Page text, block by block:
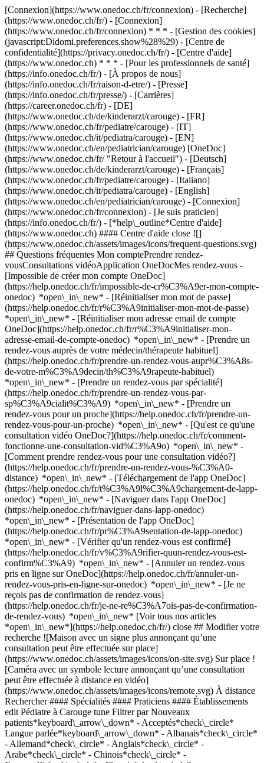
[Connexion](https://www.onedoc.ch/fr/connexion) - [Recherche]
(https://www.onedoc.ch/fr/) - [Connexion]
(https://www.onedoc.ch/fr/connexion) * * * - [Gestion des cookies]
(javascript:Didomi.preferences.show%28%29) - [Centre de
confidentialité](https://privacy.onedoc.ch/fr/) - [Centre d'aide]
(https://www.onedoc.ch) * * * - [Pour les professionnels de santé]
(https://info.onedoc.ch/fr/) - [À propos de nous]
(https://info.onedoc.ch/fr/raison-d-etre/) - [Presse]
(https://info.onedoc.ch/fr/presse/) - [Carrières]
(https://career.onedoc.ch/fr) - [DE]
(https://www.onedoc.ch/de/kinderarzt/carouge) - [FR]
(https://www.onedoc.ch/fr/pediatre/carouge) - [IT]
(https://www.onedoc.ch/it/pediatra/carouge) - [EN]
(https://www.onedoc.ch/en/pediatrician/carouge) [OneDoc]
(https://www.onedoc.ch/fr/ "Retour à l'accueil") - [Deutsch]
(https://www.onedoc.ch/de/kinderarzt/carouge) - [Français]
(https://www.onedoc.ch/fr/pediatre/carouge) - [Italiano]
(https://www.onedoc.ch/it/pediatra/carouge) - [English]
(https://www.onedoc.ch/en/pediatrician/carouge) - [Connexion]
(https://www.onedoc.ch/fr/connexion) - [Je suis praticien]
(https://info.onedoc.ch/fr/) - [*help\_outline*Centre d'aide]
(https://www.onedoc.ch) #### Centre d'aide close ![]
(https://www.onedoc.ch/assets/images/icons/frequent-questions.svg)
## Questions fréquentes Mon comptePrendre rendez-
vousConsultations vidéoApplication OneDocMes rendez-vous -
[Impossible de créer mon compte OneDoc]
(https://help.onedoc.ch/fr/impossible-de-cr%C3%A9er-mon-compte-
onedoc) *open\_in\_new* - [Réinitialiser mon mot de passe]
(https://help.onedoc.ch/fr/r%C3%A9initialiser-mon-mot-de-passe)
*open\_in\_new* - [Réinitialiser mon adresse email de compte
OneDoc](https://help.onedoc.ch/fr/r%C3%A9initialiser-mon-
adresse-email-de-compte-onedoc) *open\_in\_new* - [Prendre un
rendez-vous auprès de votre médecin/thérapeute habituel]
(https://help.onedoc.ch/fr/prendre-un-rendez-vous-aupr%C3%A8s-
de-votre-m%C3%A9decin/th%C3%A9rapeute-habituel)
*open\_in\_new* - [Prendre un rendez-vous par spécialité]
(https://help.onedoc.ch/fr/prendre-un-rendez-vous-par-
sp%C3%A9cialit%C3%A9) *open\_in\_new* - [Prendre un
rendez-vous pour un proche](https://help.onedoc.ch/fr/prendre-un-
rendez-vous-pour-un-proche) *open\_in\_new* - [Qu'est ce qu'une
consultation vidéo OneDoc?](https://help.onedoc.ch/fr/comment-
fonctionne-une-consultation-vid%C3%A9o) *open\_in\_new* -
[Comment prendre rendez-vous pour une consultation vidéo?]
(https://help.onedoc.ch/fr/prendre-un-rendez-vous-%C3%A0-
distance) *open\_in\_new* - [Téléchargement de l'app OneDoc]
(https://help.onedoc.ch/fr/t%C3%A9l%C3%A9chargement-de-lapp-
onedoc) *open\_in\_new* - [Naviguer dans l'app OneDoc]
(https://help.onedoc.ch/fr/naviguer-dans-lapp-onedoc)
*open\_in\_new* - [Présentation de l'app OneDoc]
(https://help.onedoc.ch/fr/pr%C3%A9sentation-de-lapp-onedoc)
*open\_in\_new* - [Vérifier qu'un rendez-vous est confirmé](https://help.onedoc.ch/fr/v%C3%A9rifier-quun-rendez-vous-est-confirm%C3%A9) *open\_in\_new* - [Annuler un rendez-vous pris en ligne sur OneDoc](https://help.onedoc.ch/fr/annuler-un-rendez-vous-pris-en-ligne-sur-onedoc) *open\_in\_new* - [Je ne reçois pas de confirmation de rendez-vous](https://help.onedoc.ch/fr/je-ne-re%C3%A7ois-pas-de-confirmation-de-rendez-vous) *open\_in\_new* [Voir tous nos articles *open\_in\_new*](https://help.onedoc.ch/fr/) close ## Modifier votre recherche ![Maison avec un signe plus annonçant qu’une consultation peut être effectuée sur place](https://www.onedoc.ch/assets/images/icons/on-site.svg) Sur place ![Caméra avec un symbole lecture annonçant qu’une consultation peut être effectuée à distance en vidéo](https://www.onedoc.ch/assets/images/icons/remote.svg) À distance Rechercher #### Spécialités #### Praticiens #### Établissements edit Pédiatre à Carouge tune Filtrer par Nouveaux patients*keyboard\_arrow\_down* - Acceptés*check\_circle* Langue parlée*keyboard\_arrow\_down* - Albanais*check\_circle* - Allemand*check\_circle* - Anglais*check\_circle* - Arabe*check\_circle* - Chinois*check\_circle* - Espagnol*check\_circle* - Finnois*check\_circle* - Français*check\_circle* - Grec*check\_circle* - Hongrois*check\_circle* - Hébreu*check\_circle* - Italien*check\_circle* - Néerlandais*check\_circle* - Polonais*check\_circle* - Portugais*check\_circle* - Roumain*check\_circle* - Russe*check\_circle* - Serbe*check\_circle* - Suédois*check\_circle* - Tchèque*check\_circle* - Turc*check\_circle* - Vietnamien*check\_circle* Sexe*keyboard\_arrow\_down* - Femme*check\_circle* - Homme*check\_circle* Réseau*keyboard\_arrow\_down* - Hirslanden*check\_circle* - Réseau des Pédiatres Genevois*check\_circle* - Magellan*check\_circle* - Réseau Delta*check\_circle* Disponibilité*keyboard\_arrow\_down* - Disponible aujourdhui*check\_circle* - Dans les 3 prochains jours*check\_circle* - Dans les 7 prochains jours*check\_circle* - Dans les 14 prochains jours*check\_circle* # Pédiatre à Carouge: prenez rendez-vous en ligne aujourd'hui ## 9 résultats à Carouge [![Dr. Sophie Guillot, pédiatre à Carouge](https://assets.onedoc.ch/images/users/e2caf8476d3066289f402742266276b7ef9e093d031980444c9de658038229db-small.jpg "Dr. Sophie Guillot, pédiatre à Carouge")](https://www.onedoc.ch/fr/pediatre/carouge/pb54p/dr-sophie-guillot) ### [Dr. Sophie Guillot](https://www.onedoc.ch/fr/pediatre/carouge/pb54p/dr-sophie-guillot) ![Badge indiquant un profil vérifié](https://www.onedoc.ch/assets/images/icons/checkmark.svg) Pédiatre [Clinique de Carouge](https://www.onedoc.ch/fr/centre-medical/carouge/ezw/clinique-de-carouge) Avenue Cardinal-Mermillod 1 1227 Carouge ![Icône patient avec un signe moins annonçant que le professionnel n’accepte pas de nouveaux patients](https://www.onedoc.ch/assets/images/icons/no-new-patients.svg)N'accepte pas de nouveaux patients [Réserver un RDV](https://www.onedoc.ch/fr/pediatre/carouge/pb54p/dr-sophie-guillot) Expertises:[Vaccination Papillomavirus Humain (HPV)](https://www.onedoc.ch/fr/vaccination-papillomavirus-humain-hpv/carouge)Voir plus *chevron\_left* mar. 04 août *chevron\_right* Voir plus de rendez-vous *error\_outline* Une erreur s'est produite lors du chargement des disponibilités [Réessayer](https://www.onedoc.ch) Expertises:[Vaccination Papillomavirus Humain (HPV)](https://www.onedoc.ch/fr/vaccination-papillomavirus-humain-hpv/carouge)Voir plus [![Dr. Jacques Paley, pédiatre à Carouge](https://assets.onedoc.ch/images/users/407447ba0618decd07658ae097b473b905853f11795e24efa12d415be843ee6f-small.jpg "Dr. Jacques Paley, pédiatre à Carouge")](https://www.onedoc.ch/fr/pediatre/carouge/pxxm/dr-jacques-paley) ### [Dr. Jacques Paley](https://www.onedoc.ch/fr/pediatre/carouge/pxxm/dr-jacques-paley) ![Badge indiquant un profil vérifié](https://www.onedoc.ch/assets/images/icons/checkmark.svg) Pédiatre Cabinet Dr Paley Avenue Cardinal-Mermillod 1 1227 Carouge ![Dr. Jacques Paley est affilié au réseau Réseau des Pédiatres Genevois](https://assets.onedoc.ch/images/networks/logos/b51fb3c5db4e0e48bb0ac0066920414484034feac711aeac97b1d3031bd6949a-small.png) ![Icône patient avec un signe plus annonçant que le professionnel accepte de nouveaux patients](https://www.onedoc.ch/assets/images/icons/new-patients.svg)Accepte les nouveaux patients [Réserver un RDV](https://www.onedoc.ch/fr/pediatre/carouge/pxxm/dr-jacques-paley) *chevron\_left* mar. 04 août *chevron\_right* Voir plus de rendez-vous *error\_outline* Une erreur s'est produite lors du chargement des disponibilités [Réessayer](https://www.onedoc.ch) [![Dr. Céline Colomb, pédiatre à Carouge](https://assets.onedoc.ch/images/users/a6927387e016ac2eccd73caf01378f57ba42635d8c45cae60beb178466c844e1-small.jpg "Dr. Céline Colomb, pédiatre à Carouge")](https://www.onedoc.ch/fr/pediatre/carouge/pcmlb/dr-celine-colomb) ### [Dr. Céline Colomb](https://www.onedoc.ch/fr/pediatre/carouge/pcmlb/dr-celine-colomb) ![Badge indiquant un profil vérifié](https://www.onedoc.ch/assets/images/icons/checkmark.svg) Pédiatre [Clinique de Carouge](https://www.onedoc.ch/fr/centre-medical/carouge/ezw/clinique-de-carouge) Avenue Cardinal-Mermillod 1 1227 Carouge ![Icône patient avec un signe plus annonçant que le professionnel accepte de nouveaux patients](https://www.onedoc.ch/assets/images/icons/new-patients.svg)Accepte les nouveaux patients [Réserver un RDV](https://www.onedoc.ch/fr/pediatre/carouge/pcmlb/dr-celine-colomb) *chevron\_left* mar. 04 août *chevron\_right* Voir plus de rendez-vous *error\_outline* Une erreur s'est produite lors du chargement des disponibilités [Réessayer](https://www.onedoc.ch) [![Dr. Christina Maneff, pédiatre à Carouge](https://assets.onedoc.ch/images/users/10489e7e8ab4b5ef15ca688b1363373612fa3d1517029870ee41b68b44c46ec5-small.jpg "Dr. Christina Maneff, pédiatre à Carouge")](https://www.onedoc.ch/fr/pediatre/carouge/pctfm/dr-christina-maneff) ### [Dr. Christina Maneff](https://www.onedoc.ch/fr/pediatre/carouge/pctfm/dr-christina-maneff) ![Badge indiquant un profil vérifié](https://www.onedoc.ch/assets/images/icons/checkmark.svg) Pédiatre [Cabinet de pédiatrie Dre Brun / Dre Buerge Edwards](https://www.onedoc.ch/fr/cabinet-de-groupe/carouge/em1/cabinet-de-pediatrie-dre-brun-dre-buerge-edwards) Clos de la Fonderie 19 1227 Carouge ![Icône patient avec un signe plus annonçant que le professionnel accepte de nouveaux patients](https://www.onedoc.ch/assets/images/icons/new-patients.svg)Accepte les nouveaux patients [Réserver un RDV](https://www.onedoc.ch/fr/pediatre/carouge/pctfm/dr-christina-maneff) Expertises:[Vaccination Papillomavirus Humain (HPV)](https://www.onedoc.ch/fr/vaccination-papillomavirus-humain-hpv/carouge)Voir plus Expertises:[Vaccination Papillomavirus Humain (HPV)](https://www.onedoc.ch/fr/vaccination-papillomavirus-humain-hpv/carouge)Voir plus [![Dr. med. Alexander Seiz, pédiatre à Carouge](https://assets.onedoc.ch/images/users/5dd55e9ec86c521ae221d314d68aebe42a9380f5d269730ecec6e5ce24b459d5-small.png "Dr. med. Alexander Seiz, pédiatre à Carouge")](https://www.onedoc.ch/fr/pediatre/carouge/pxol/dr-med-alexander-seiz) ### [Dr. med. Alexander Seiz](https://www.onedoc.ch/fr/pediatre/carouge/pxol/dr-med-alexander-seiz) ![Badge indiquant un profil vérifié](https://www.onedoc.ch/assets/images/icons/checkmark.svg) Pédiatre [Centre Médical des Acacias](https://www.onedoc.ch/fr/centre-medical/carouge/ees2/centre-medical-des-acacias) Rue des Epinettes 19 1227 Carouge ![Dr. med. Alexander Seiz est affilié au réseau Réseau Delta](https://assets.onedoc.ch/images/networks/logos/bc7306ac026c686f85d463e96b3cb0053f7de03c9f7a5fae3aa7114a276838ea-small.png) ![Icône patient avec un signe plus annonçant que le professionnel accepte de nouveaux patients](https://www.onedoc.ch/assets/images/icons/new-patients.svg)Accepte les nouveaux patients [Réserver un RDV](https://www.onedoc.ch/fr/pediatre/carouge/pxol/dr-med-alexander-seiz) Expertises:[Vaccination Papillomavirus Humain (HPV)](https://www.onedoc.ch/fr/vaccination-papillomavirus-humain-hpv/carouge), [Varicelle](https://www.onedoc.ch/fr/varicelle/carouge), [Suivi de grossesse](https://www.onedoc.ch/fr/suivi-de-grossesse/carouge), [Vaccination des enfants | Vaccination des nouveau-nés | Conseils de vaccination pédiatrique](https://www.onedoc.ch/fr/vaccination-des-enfants-vaccination-des-nouveau-nes-conseils-de-vaccination-pediatrique/carouge)Voir plus Expertises:[Vaccination Papillomavirus Humain (HPV)](https://www.onedoc.ch/fr/vaccination-papillomavirus-humain-hpv/carouge), [Varicelle](https://www.onedoc.ch/fr/varicelle/carouge), [Suivi de grossesse](https://www.onedoc.ch/fr/suivi-de-grossesse/carouge), [Vaccination des enfants | Vaccination des nouveau-nés | Conseils de vaccination pédiatrique](https://www.onedoc.ch/fr/vaccination-des-enfants-vaccination-des-nouveau-nes-conseils-de-vaccination-pediatrique/carouge)Voir plus [![Dr. Nathalie Brun, pédiatre à Carouge](https://www.onedoc.ch/assets/images/female.png "Dr. Nathalie Brun, pédiatre à Carouge")](https://www.onedoc.ch/fr/pediatre/carouge/pnb/dr-nathalie-brun) ### [Dr. Nathalie Brun](https://www.onedoc.ch/fr/pediatre/carouge/pnb/dr-nathalie-brun) Pédiatre [Cabinet de pédiatrie Dre Brun / Dre Buerge Edwards](https://www.onedoc.ch/fr/cabinet-de-groupe/carouge/em1/cabinet-de-pediatrie-dre-brun-dre-buerge-edwards) Clos de la Fonderie 19 1227 Carouge ![Icône patient avec un signe moins annonçant que le professionnel n’accepte pas de nouveaux patients](https://www.onedoc.ch/assets/images/icons/no-new-patients.svg)N'accepte pas de nouveaux patients [Réserver un RDV](https://www.onedoc.ch/fr/pediatre/carouge/pnb/dr-nathalie-brun) Expertises:[Vaccination Papillomavirus Humain (HPV)](https://www.onedoc.ch/fr/vaccination-papillomavirus-humain-hpv/carouge)Voir plus Expertises:[Vaccination P